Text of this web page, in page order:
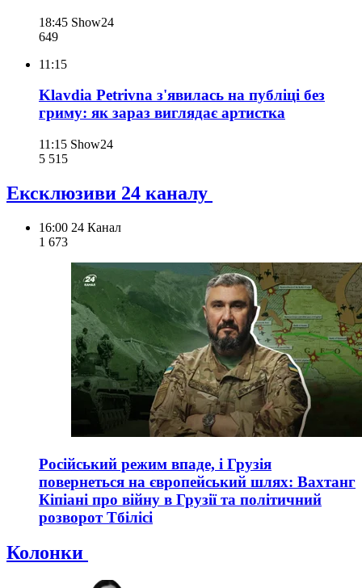
18:45 Show24
649
11:15
Klavdia Petrivna з'явилась на публіці без
гриму: як зараз виглядає артистка
11:15 Show24
5 515
Ексклюзиви 24 каналу
16:00 24 Канал
1 673
Російський режим впаде, і Грузія
повернеться на європейський шлях: Вахтанг
Кіпіані про війну в Грузії та політичний
розворот Тбілісі
Колонки